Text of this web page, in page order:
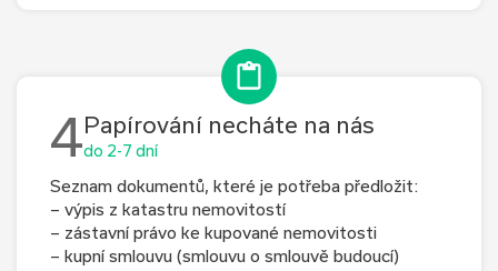
4Papírování necháte na nás
do 2-7 dní
Seznam dokumentů, které je potřeba předložit:
– výpis z katastru nemovitostí
– zástavní právo ke kupované nemovitosti
– kupní smlouvu (smlouvu o smlouvě budoucí)